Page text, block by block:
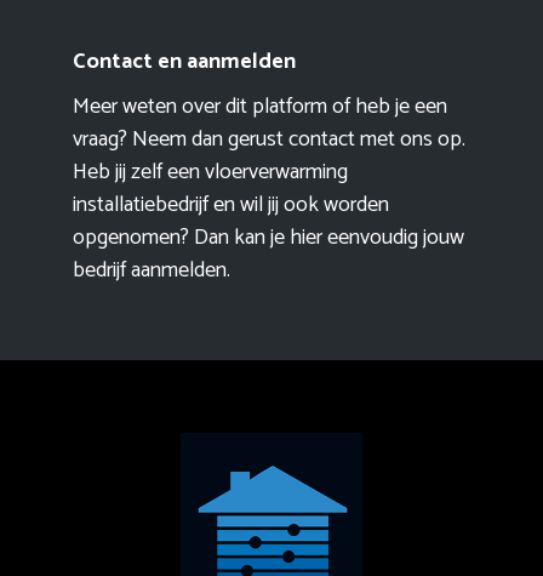
Contact en aanmelden
Meer weten over dit platform of heb je een
vraag? Neem dan gerust contact met ons op.
Heb jij zelf een vloerverwarming
installatiebedrijf en wil jij ook worden
opgenomen? Dan kan je hier eenvoudigjouw
bedrijf aanmelden.